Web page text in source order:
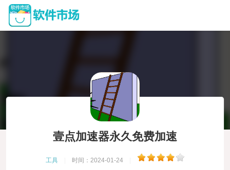
壹点加速器永久免费加速
工具 时间：2024-01-24